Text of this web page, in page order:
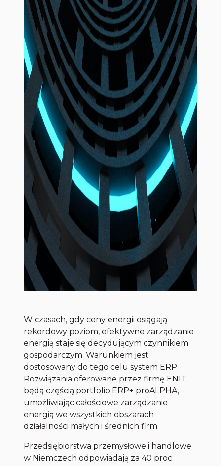
W czasach, gdy ceny energii osiągają
rekordowy poziom, efektywne zarządzanie
energią staje się decydującym czynnikiem
gospodarczym. Warunkiem jest
dostosowany do tego celu system ERP.
Rozwiązania oferowane przez firmę ENIT
będą częścią portfolio ERP+ proALPHA,
umożliwiając całościowe zarządzanie
energią we wszystkich obszarach
działalności małych i średnich firm.
Przedsiębiorstwa przemysłowe i handlowe
w Niemczech odpowiadają za 40 proc.